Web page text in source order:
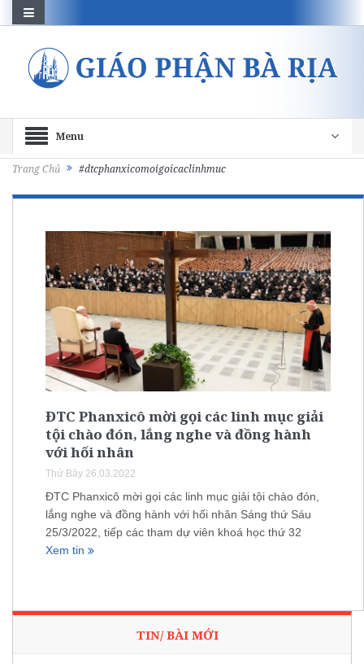
Menu
Trang Chủ #dtcphanxicomoigoicaclinhmuc
ĐTC Phanxicô mời gọi các linh mục giải
tội chào đón, lắng nghe và đồng hành
với hối nhân
Thứ Bảy 26.03.2022
ĐTC Phanxicô mời gọi các linh mục giải tội chào đón,
lắng nghe và đồng hành với hối nhân Sáng thứ Sáu
25/3/2022, tiếp các tham dự viên khoá học thứ 32
Xem tin
TIN/ BÀI MỚI